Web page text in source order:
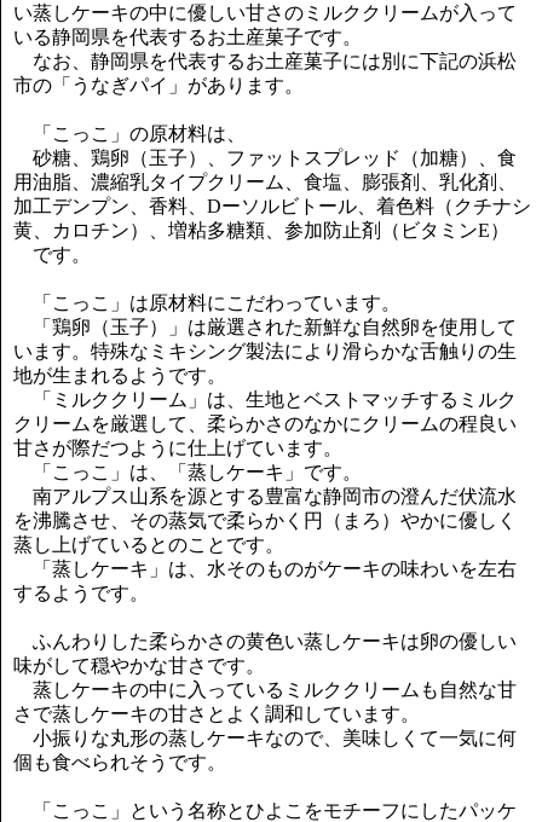
い蒸しケーキの中に優しい甘さのミルククリームが入って
いる静岡県を代表するお土産菓子です。
なお、静岡県を代表するお土産菓子には別に下記の浜松
市の「うなぎパイ」があります。
「こっこ」の原材料は、
砂糖、鶏卵（玉子）、ファットスプレッド（加糖）、食
用油脂、濃縮乳タイプクリーム、食塩、膨張剤、乳化剤、
加工デンプン、香料、Dーソルビトール、着色料（クチナシ
黄、カロチン）、増粘多糖類、参加防止剤（ビタミンE）
です。
「こっこ」は原材料にこだわっています。
「鶏卵（玉子）」は厳選された新鮮な自然卵を使用して
います。特殊なミキシング製法により滑らかな舌触りの生
地が生まれるようです。
「ミルククリーム」は、生地とベストマッチするミルク
クリームを厳選して、柔らかさのなかにクリームの程良い
甘さが際だつように仕上げています。
「こっこ」は、「蒸しケーキ」です。
南アルプス山系を源とする豊富な静岡市の澄んだ伏流水
を沸騰させ、その蒸気で柔らかく円（まろ）やかに優しく
蒸し上げているとのことです。
「蒸しケーキ」は、水そのものがケーキの味わいを左右
するようです。
ふんわりした柔らかさの黄色い蒸しケーキは卵の優しい
味がして穏やかな甘さです。
蒸しケーキの中に入っているミルククリームも自然な甘
さで蒸しケーキの甘さとよく調和しています。
小振りな丸形の蒸しケーキなので、美味しくて一気に何
個も食べられそうです。
「こっこ」という名称とひよこをモチーフにしたパッケ